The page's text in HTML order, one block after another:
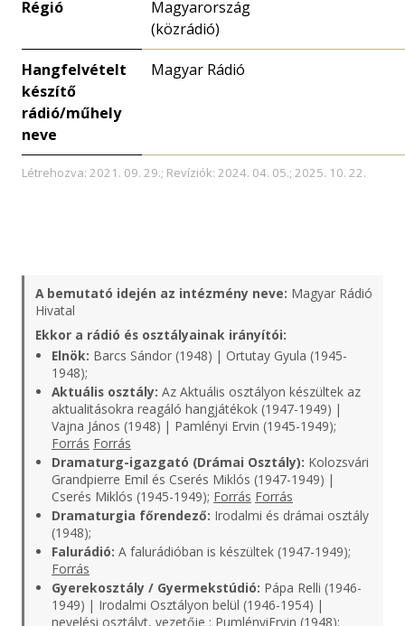
Régió
Magyarország
(közrádió)
Hangfelvételt
készítő
rádió/műhely
neve
Magyar Rádió
Létrehozva: 2021. 09. 29.; Revíziók: 2024. 04. 05.; 2025. 10. 22.
A bemutató idején az intézmény neve: Magyar Rádió
Hivatal
Ekkor a rádió és osztályainak irányítói:
Elnök: Barcs Sándor (1948) | Ortutay Gyula (1945-
1948);
Aktuális osztály: Az Aktuális osztályon készültek az
aktualitásokra reagáló hangjátékok (1947-1949) |
Vajna János (1948) | Pamlényi Ervin (1945-1949);
Forrás Forrás
Dramaturg-igazgató (Drámai Osztály): Kolozsvári
Grandpierre Emil és Cserés Miklós (1947-1949) |
Cserés Miklós (1945-1949); Forrás Forrás
Dramaturgia főrendező: Irodalmi és drámai osztály
(1948);
Falurádió: A falurádióban is készültek (1947-1949);
Forrás
Gyerekosztály / Gyermekstúdió: Pápa Relli (1946-
1949) | Irodalmi Osztályon belül (1946-1954) |
nevelési osztályt, vezetője : PumlényiErvin (1948);